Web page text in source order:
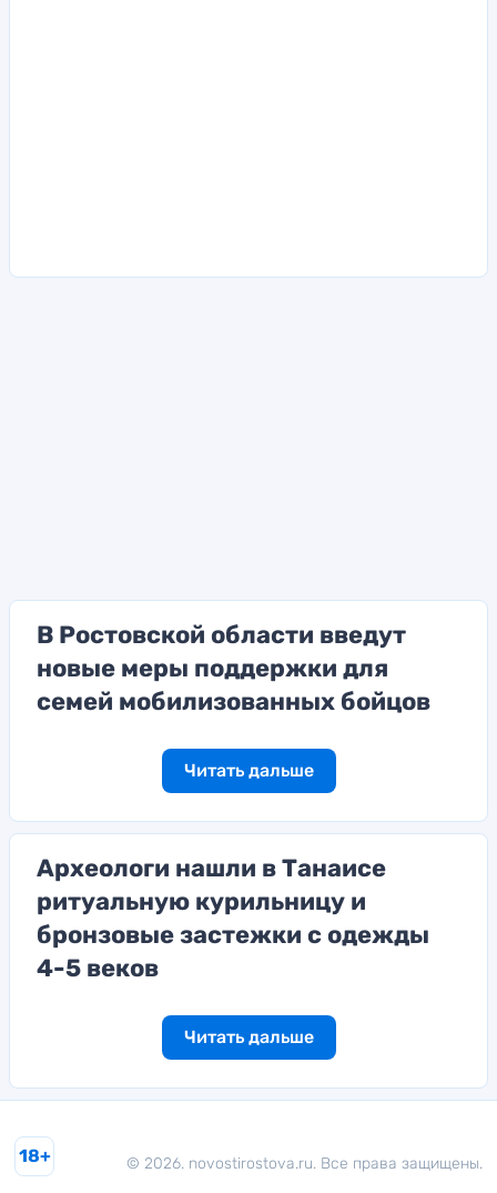
В Ростовской области введут
новые меры поддержки для
семей мобилизованных бойцов
Читать дальше
Археологи нашли в Танаисе
ритуальную курильницу и
бронзовые застежки с одежды
4-5 веков
Читать дальше
18+ © 2026. novostirostova.ru. Все права защищены.